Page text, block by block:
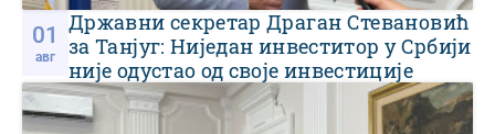
01
авг
Државни секретар Драган Стевановић
за Танјуг: Ниједан инвеститор у Србији
није одустао од своје инвестиције